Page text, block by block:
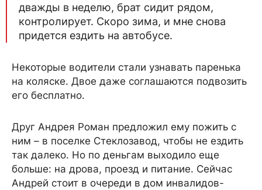
дважды в неделю, брат сидит рядом,
контролирует. Скоро зима, и мне снова
придется ездить на автобусе.
Некоторые водители стали узнавать паренька
на коляске. Двое даже соглашаются подвозить
его бесплатно.
Друг Андрея Роман предложил ему пожить с
ним – в поселке Стеклозавод, чтобы не ездить
так далеко. Но по деньгам выходило еще
больше: на дрова, проезд и питание. Сейчас
Андрей стоит в очереди в дом инвалидов-